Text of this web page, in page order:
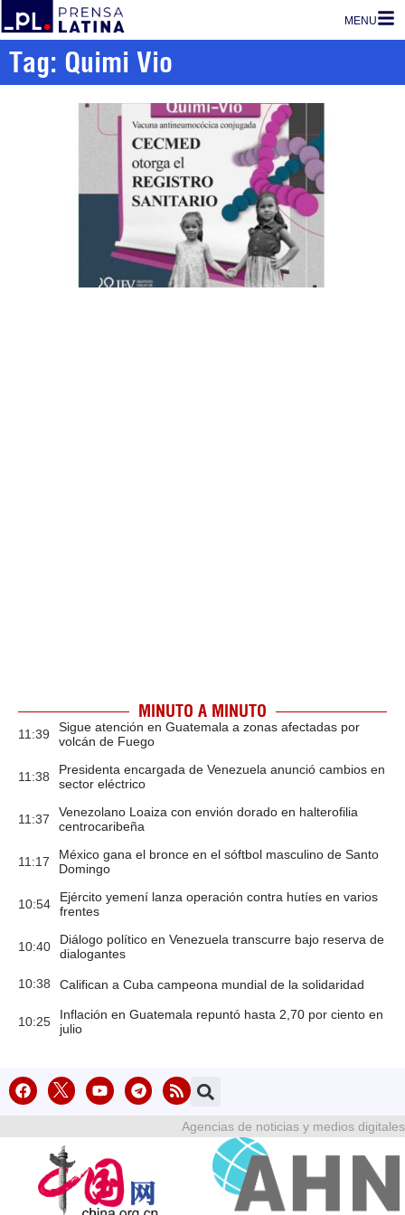
MENU
Tag: Quimi Vio
MINUTO A MINUTO
11:39
Sigue atención en Guatemala a zonas afectadas por
volcán de Fuego
11:38
Presidenta encargada de Venezuela anunció cambios en
sector eléctrico
11:37
Venezolano Loaiza con envión dorado en halterofilia
centrocaribeña
11:17
México gana el bronce en el sóftbol masculino de Santo
Domingo
10:54
Ejército yemení lanza operación contra hutíes en varios
frentes
10:40
Diálogo político en Venezuela transcurre bajo reserva de
dialogantes
10:38 Califican a Cuba campeona mundial de la solidaridad
10:25
Inflación en Guatemala repuntó hasta 2,70 por ciento en
julio
Agencias de noticias y medios digitales